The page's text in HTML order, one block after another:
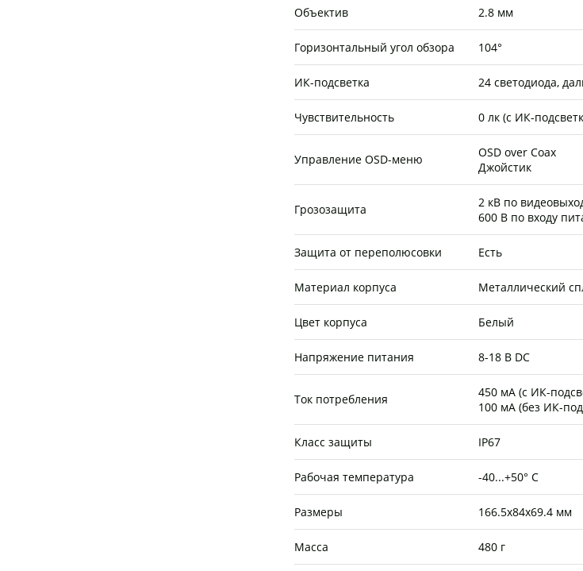
Объектив 2.8 мм
Горизонтальный угол обзора 104°
ИК-подсветка 24 светодиода,
Чувствительность 0 лк (с ИК-
Управление OSD-меню
OSD over Сoax
Джойстик
Грозозащита
2 кВ по
600 В по входу
Защита от переполюсовки Есть
Материал корпуса Металлический
Цвет корпуса Белый
Напряжение питания 8-18 В DC
Ток потребления
450 мА (с ИК-
100 мА (без ИК-
Класс защиты IP67
Рабочая температура -40...+50° C
Размеры 166.5х84х69.4 мм
Масса 480 г